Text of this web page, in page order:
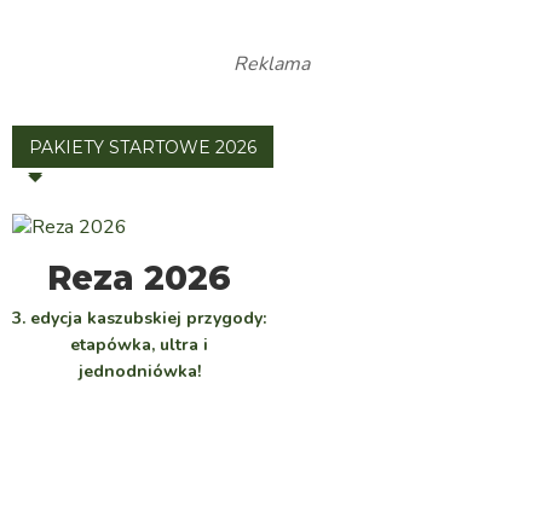
Reklama
PAKIETY STARTOWE 2026
WYBIERZ
Reza 2026
3. edycja kaszubskiej przygody:
etapówka, ultra i
jednodniówka!